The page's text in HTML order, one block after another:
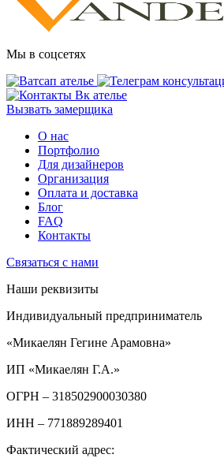
Мы в соцсетях
Вызвать замерщика
О нас
Портфолио
Для дизайнеров
Организация
Оплата и доставка
Блог
FAQ
Контакты
Связаться с нами
Наши реквизиты
Индивидуальный предприниматель
«Микаелян Гегине Арамовна»
ИП «Микаелян Г.А.»
ОГРН – 318502900030380
ИНН – 771889289401
Фактический адрес: